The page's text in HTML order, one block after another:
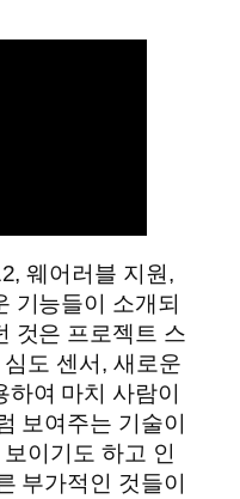
웨어러블 지원,
기능들이 소개되
것은 프로젝트 스
도 센서, 새로운
여 마치 사람이
보여주는 기술이
이기도 하고 인
부가적인 것들이